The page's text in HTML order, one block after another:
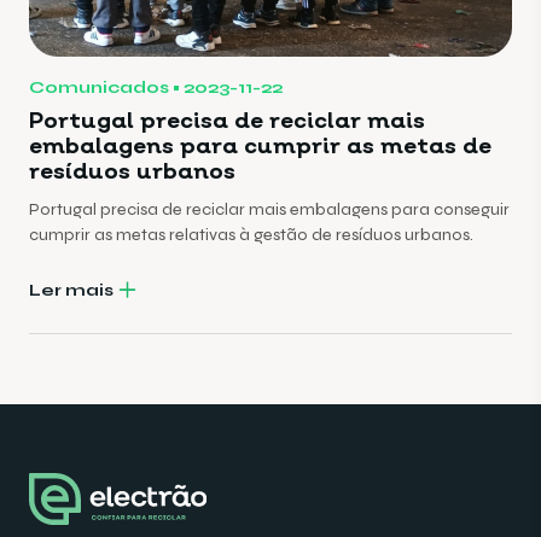
Comunicados 2023-11-22
Portugal precisa de reciclar mais
embalagens para cumprir as metas de
resíduos urbanos
Portugal precisa de reciclar mais embalagens para conseguir
cumprir as metas relativas à gestão de resíduos urbanos.
Ler mais